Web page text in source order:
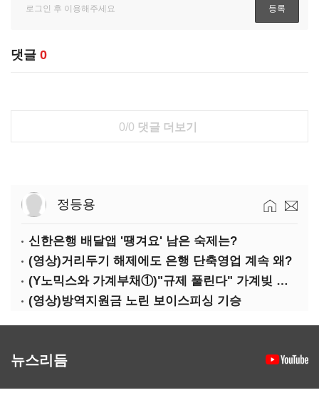
댓글 0
0/0 댓글 더보기
정등용
신한은행 배달앱 '땡겨요' 남은 숙제는?
(영상)거리두기 해제에도 은행 단축영업 계속 왜?
(Y노믹스와 가계부채①)"규제 풀린다" 가계빚 다시 꿈틀
(영상)방역지원금 노린 보이스피싱 기승
뉴스리듬